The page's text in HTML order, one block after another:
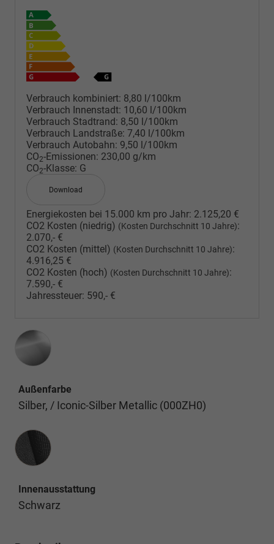
Verbrauch kombiniert: 8,80 l/100km
Verbrauch Innenstadt: 10,60 l/100km
Verbrauch Stadtrand: 8,50 l/100km
Verbrauch Landstraße: 7,40 l/100km
Verbrauch Autobahn: 9,50 l/100km
CO2-Emissionen: 230,00 g/km
CO2-Klasse: G
Download
Energiekosten bei 15.000 km pro Jahr: 2.125,20 €
CO2 Kosten (niedrig) (Kosten Durchschnitt 10 Jahre):
2.070,- €
CO2 Kosten (mittel) (Kosten Durchschnitt 10 Jahre):
4.916,25 €
CO2 Kosten (hoch) (Kosten Durchschnitt 10 Jahre):
7.590,- €
Jahressteuer: 590,- €
Außenfarbe
Silber, / Iconic-Silber Metallic (000ZH0)
Innenausstattung
Innenausstattung
Schwarz